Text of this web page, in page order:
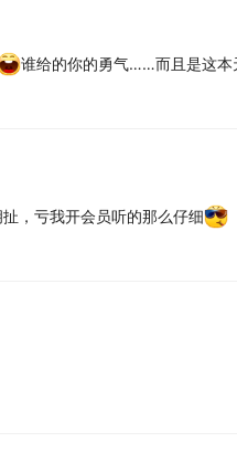
谁给的你的勇气……而且是这
，亏我开会员听的那么仔细